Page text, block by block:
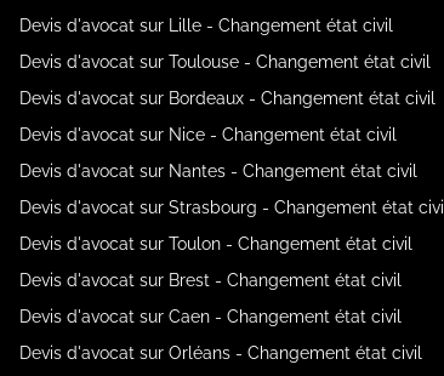
Devis d'avocat sur Lille - Changement état civil
Devis d'avocat sur Toulouse - Changement état civil
Devis d'avocat sur Bordeaux - Changement état civil
Devis d'avocat sur Nice - Changement état civil
Devis d'avocat sur Nantes - Changement état civil
Devis d'avocat sur Strasbourg - Changement état civil
Devis d'avocat sur Toulon - Changement état civil
Devis d'avocat sur Brest - Changement état civil
Devis d'avocat sur Caen - Changement état civil
Devis d'avocat sur Orléans - Changement état civil